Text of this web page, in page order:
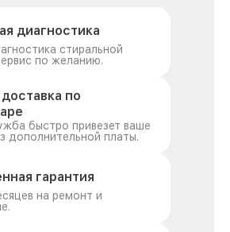
диагностика
стиральной
по желанию.
по
быстро привезет ваше
дополнительной платы.
гарантия
на ремонт и